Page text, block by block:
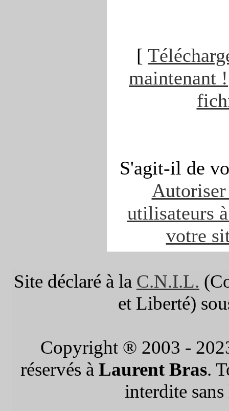
[
maintenant !
S'agit-il de
Autoriser
utilisateurs
votre
Site déclaré à la C.N.I.L.
et Liberté)
Copyright ® 2003 -
réservés à Laurent Bras.
interdite